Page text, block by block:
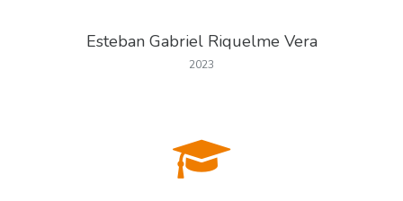
Esteban Gabriel Riquelme Vera
2023